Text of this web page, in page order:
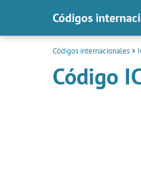
Códigos
Códigos internacionales
Código